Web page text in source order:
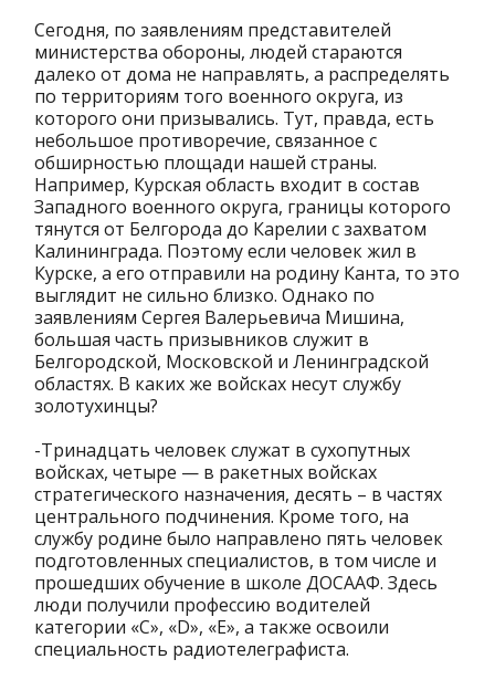
Сегодня, по заявлениям представителей
министерства обороны, людей стараются
далеко от дома не направлять, а распределять
по территориям того военного округа, из
которого они призывались. Тут, правда, есть
небольшое противоречие, связанное с
обширностью площади нашей страны.
Например, Курская область входит в состав
Западного военного округа, границы которого
тянутся от Белгорода до Карелии с захватом
Калининграда. Поэтому если человек жил в
Курске, а его отправили на родину Канта, то это
выглядит не сильно близко. Однако по
заявлениям Сергея Валерьевича Мишина,
большая часть призывников служит в
Белгородской, Московской и Ленинградской
областях. В каких же войсках несут службу
золотухинцы?
-Тринадцать человек служат в сухопутных
войсках, четыре — в ракетных войсках
стратегического назначения, десять – в частях
центрального подчинения. Кроме того, на
службу родине было направлено пять человек
подготовленных специалистов, в том числе и
прошедших обучение в школе ДОСААФ. Здесь
люди получили профессию водителей
категории «C», «D», «E», а также освоили
специальность радиотелеграфиста.